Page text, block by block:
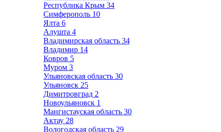
Республика Крым 34
Симферополь 10
Ялта 6
Алушта 4
Владимирская область 34
Владимир 14
Ковров 5
Муром 3
Ульяновская область 30
Ульяновск 25
Димитровград 2
Новоульяновск 1
Мангистауская область 30
Актау 28
Вологодская область 29